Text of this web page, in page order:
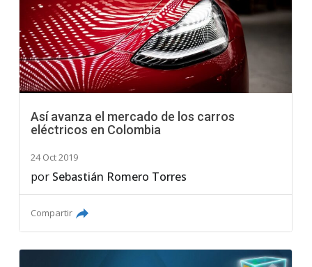
Así avanza el mercado de los carros
eléctricos en Colombia
24 Oct 2019
por Sebastián Romero Torres
Compartir